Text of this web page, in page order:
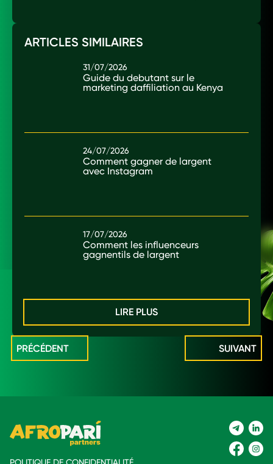
ARTICLES SIMILAIRES
31/07/2026
Guide du debutant sur le
marketing daffiliation au Kenya
24/07/2026
Comment gagner de largent
avec Instagram
17/07/2026
Comment les influenceurs
gagnentils de largent
LIRE PLUS
PRÉCÉDENT SUIVANT